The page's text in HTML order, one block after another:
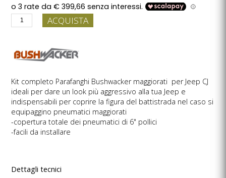
ACQUISTA
Kit completo Parafanghi Bushwacker maggiorati per Jeep CJ
ideali per dare un look più aggressivo alla tua Jeep e
indispensabili per coprire la figura del battistrada nel caso si
equipaggino pneumatici maggiorati
-copertura totale dei pneumatici di 6" pollici
-facili da installare
Dettagli tecnici